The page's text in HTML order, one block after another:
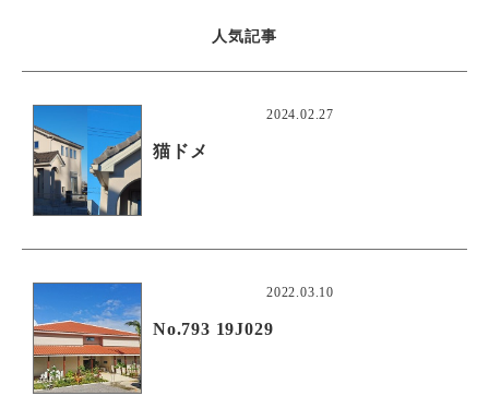
人気記事
2024.02.27
猫ドメ
2022.03.10
No.793 19J029